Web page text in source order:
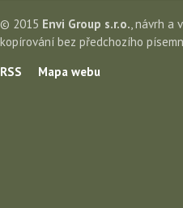
© 2015 Envi Group s.r.o., návrh a
kopírování bez předchozího
RSS
Mapa webu